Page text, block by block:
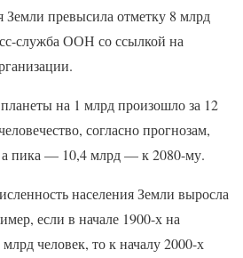
Земли превысила отметку 8 млрд
служба ООН со ссылкой на
на 1 млрд произошло за 12
согласно прогнозам,
а пика — 10,4 млрд — к 2080-му.
населения Земли выросла
если в начале 1900-х на
человек, то к началу 2000-х